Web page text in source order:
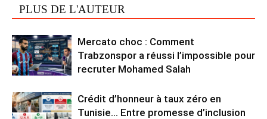
PLUS DE L'AUTEUR
Mercato choc : Comment
Trabzonspor a réussi l’impossible pour
recruter Mohamed Salah
Crédit d’honneur à taux zéro en
Tunisie… Entre promesse d’inclusion